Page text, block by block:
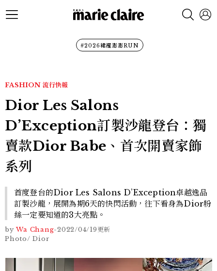
#2026裙襬澎澎RUN
FASHION 流行快報
Dior Les Salons
D’Exception訂製沙龍登台：獨
賣款Dior Babe、首次開賣家飾
系列
首度登台的Dior Les Salons D’Exception卓越逸品
訂製沙龍，展開為期6天的快閃活動，往下看身為Dior粉
絲一定要知道的3大亮點。
by Wa Chang-2022/04/19更新
Photo/ Dior